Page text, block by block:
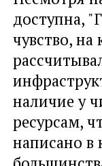
доступна,
чувство,
наличие у
ресурсам,
написано в